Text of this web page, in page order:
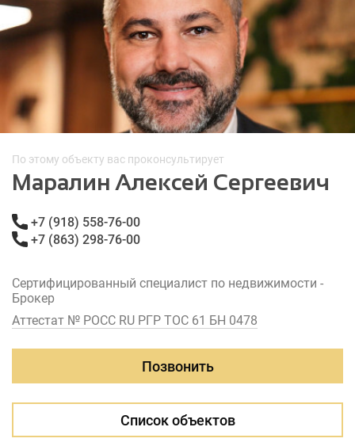
По этому объекту вас проконсультирует
Маралин Алексей Сергеевич
+7 (918) 558-76-00
+7 (863) 298-76-00
Сертифицированный специалист по недвижимости -
Брокер
Аттестат № РОСС RU РГР ТОС 61 БН 0478
Позвонить
Список объектов